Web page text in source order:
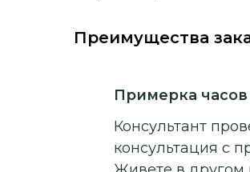
Преимущества
Примерка
Консультант
консультация с